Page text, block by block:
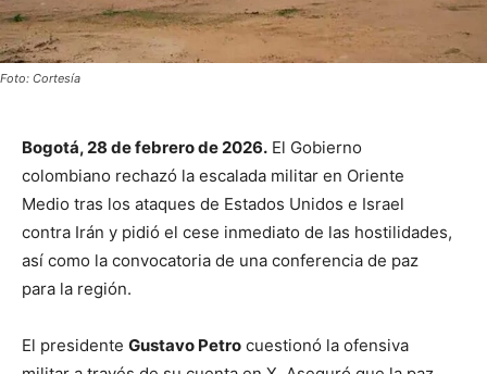
Foto: Cortesía
Bogotá, 28 de febrero de 2026. El Gobierno
colombiano rechazó la escalada militar en Oriente
Medio tras los ataques de Estados Unidos e Israel
contra Irán y pidió el cese inmediato de las hostilidades,
así como la convocatoria de una conferencia de paz
para la región.
El presidente Gustavo Petro cuestionó la ofensiva